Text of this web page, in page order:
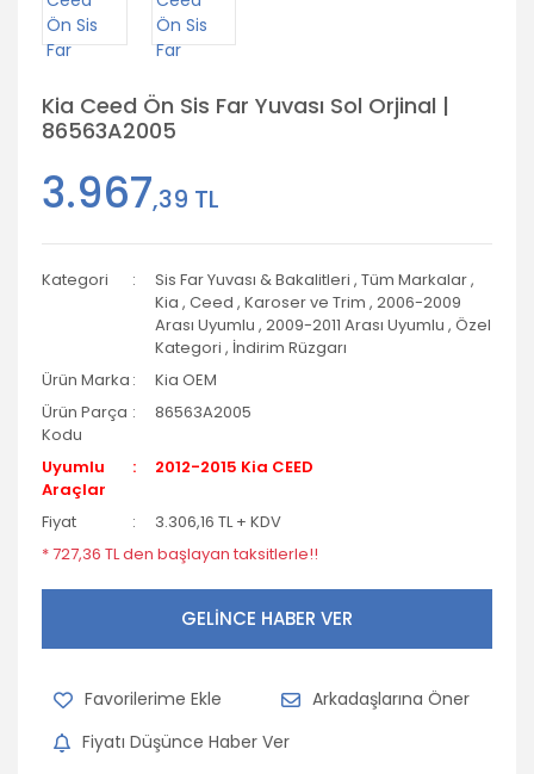
Kia Ceed Ön Sis Far Yuvası Sol Orjinal |
86563A2005
3.967,39 TL
Kategori Sis Far Yuvası & Bakalitleri , Tüm Markalar,
Kia , Ceed , Karoser ve Trim , 2006-2009
Arası Uyumlu , 2009-2011 Arası Uyumlu , Özel
Kategori , İndirim Rüzgarı
Ürün Marka
Kia OEM
Ürün Parça
Kodu
86563A2005
Uyumlu
Araçlar
2012-2015 Kia CEED
Fiyat
3.306,16 TL + KDV
* 727,36 TL den başlayan taksitlerle!!
GELİNCE HABER VER
Arkadaşlarına Öner
Fiyatı Düşünce Haber Ver